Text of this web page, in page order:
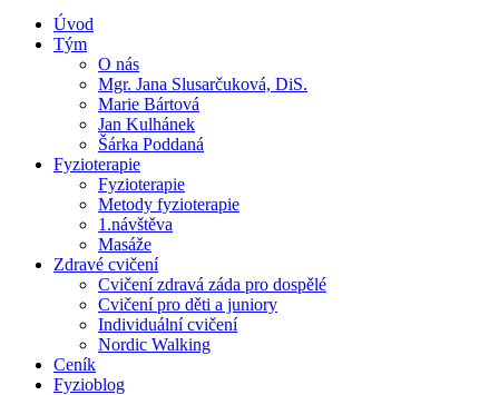
Úvod
Tým
O nás
Mgr. Jana Slusarčuková, DiS.
Marie Bártová
Jan Kulhánek
Šárka Poddaná
Fyzioterapie
Fyzioterapie
Metody fyzioterapie
1.návštěva
Masáže
Zdravé cvičení
Cvičení zdravá záda pro dospělé
Cvičení pro děti a juniory
Individuální cvičení
Nordic Walking
Ceník
Fyzioblog